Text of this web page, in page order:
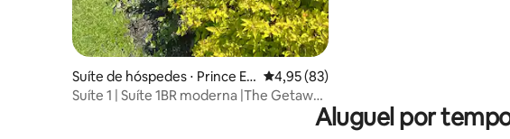
Suíte de hóspedes ⋅ Prince Ed
ward
4,95 de uma avaliação média de 5, 83
4,95 (83)
Suíte 1 | Suíte 1BR moderna |The Getaway
Aluguel por